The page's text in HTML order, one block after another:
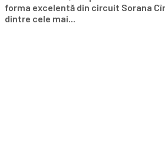
forma excelentă din circuit Sorana
dintre cele mai...